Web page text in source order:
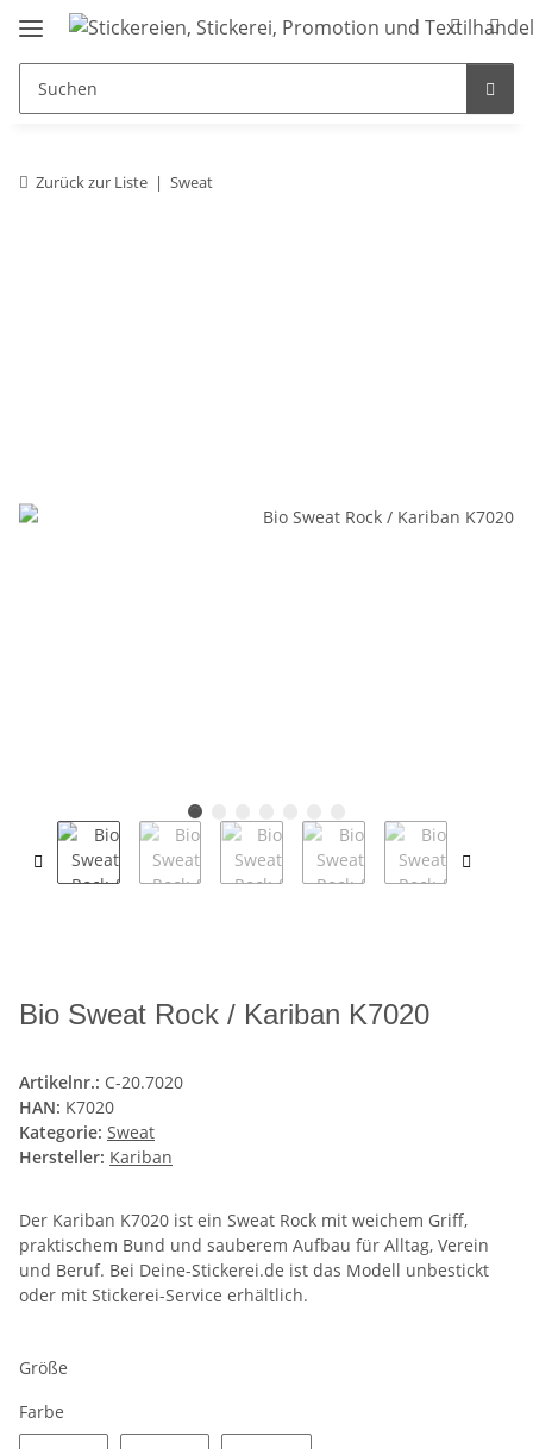
Zurück zur Liste Sweat
Bio Sweat Rock / Kariban K7020
Artikelnr.: C-20.7020
HAN: K7020
Kategorie: Sweat
Hersteller: Kariban
Der Kariban K7020 ist ein Sweat Rock mit weichem Griff,
praktischem Bund und sauberem Aufbau für Alltag, Verein
und Beruf. Bei Deine-Stickerei.de ist das Modell unbestickt
oder mit Stickerei-Service erhältlich.
Größe
Farbe